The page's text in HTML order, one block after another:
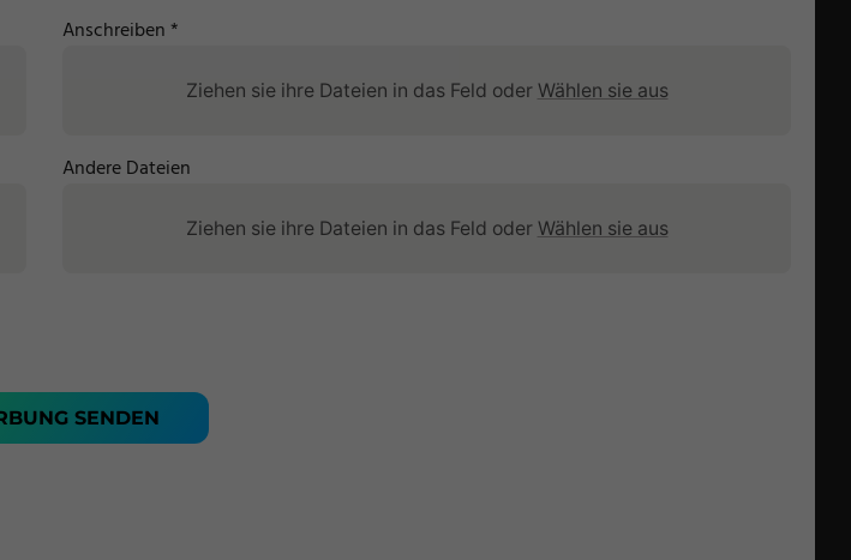
Karriere
Geschäftsbedingungen
Anschreiben *
Ziehen sie ihre Dateien in das Feld oder Wählen sie aus
Andere Dateien
Ziehen sie ihre Dateien in das Feld oder Wählen sie aus